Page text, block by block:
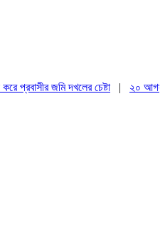
জমি দখলের চেষ্টা|২০ আগস্ট